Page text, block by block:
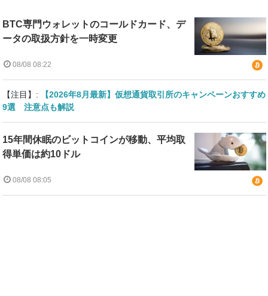
BTC専門ウォレットのコールドカード、デ
ータの取扱方針を一時変更
08/08 08:22
【注目】:
【2026年8月最新】仮想通貨取引所のキャンペーンおすすめ
9選 注意点も解説
15年間休眠のビットコインが移動、平均取
得単価は約10ドル
08/08 08:05